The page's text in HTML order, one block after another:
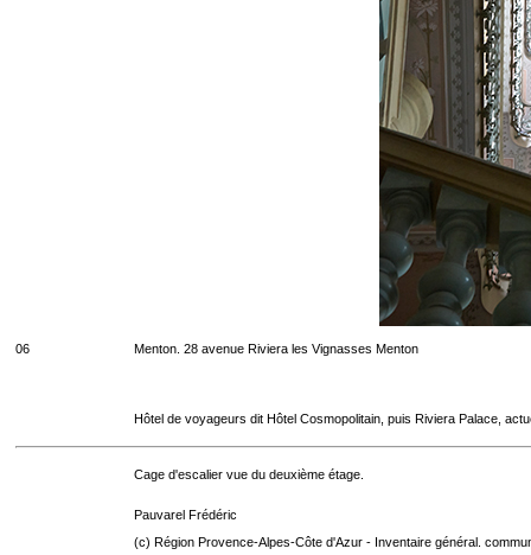
06 Menton. 28 avenue Riviera les Vignasses Menton
Hôtel de voyageurs dit Hôtel Cosmopolitain, puis Riviera Palace,
Cage d'escalier vue du deuxième étage.
Pauvarel Frédéric
(c) Région Provence-Alpes-Côte d'Azur - Inventaire général.